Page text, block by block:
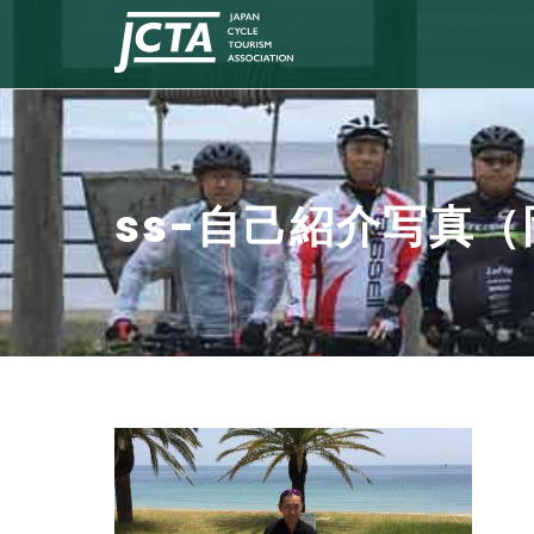
ss-自己紹介写真（